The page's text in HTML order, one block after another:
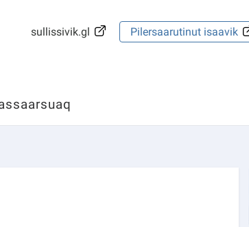
sullissivik.gl Pilersaarutinut isaavik